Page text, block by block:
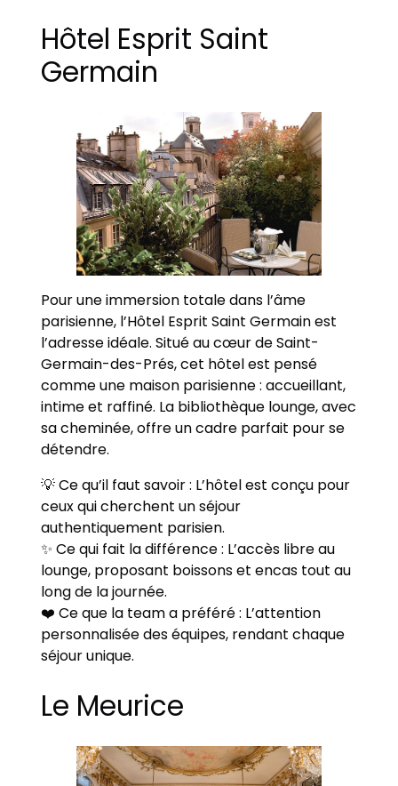
Hôtel Esprit Saint
Germain
Pour une immersion totale dans l’âme
parisienne, l’Hôtel Esprit Saint Germain est
l’adresse idéale. Situé au cœur de Saint-
Germain-des-Prés, cet hôtel est pensé
comme une maison parisienne : accueillant,
intime et raffiné. La bibliothèque lounge, avec
sa cheminée, offre un cadre parfait pour se
détendre.
💡 Ce qu’il faut savoir : L’hôtel est conçu pour
ceux qui cherchent un séjour
authentiquement parisien.
✨ Ce qui fait la différence : L’accès libre au
lounge, proposant boissons et encas tout au
long de la journée.
❤️ Ce que la team a préféré : L’attention
personnalisée des équipes, rendant chaque
séjour unique.
Le Meurice